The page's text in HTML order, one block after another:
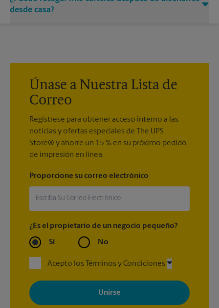
para ayudarle a obtener el cartel del tamaño exacto que estás
desde casa?
Únase a Nuestra Lista de
Correo
Regístrese para obtener acceso interno a las
noticias y ofertas especiales de The UPS
Store® y ahorre un 15 % en su próximo pedido
de impresión en línea.
Proporcione su correo electrónico
¿Es el propietario de un negocio pequeño?
Sí No
Acepto los Términos y Condiciones
Al registrarse, acepta recibir correos electrónicos de The UPS
Store con noticias, ofertas especiales, promociones y mensajes
adaptados a sus intereses. Puede darse de baja en cualquier
momento. Para más información, consulte nuestra política de